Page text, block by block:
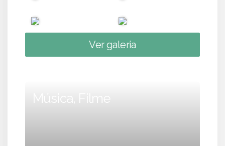
Ver galeria
Música, Filme